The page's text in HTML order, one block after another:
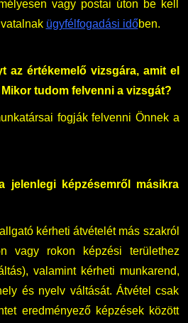
vagy postai úton be kell
ügyfélfogadási időben.
az értékemelő vizsgára, amit el
tudom felvenni a vizsgát?
fogják felvenni Önnek a
jelenlegi képzésemről másikra
kérheti átvételét más szakról
vagy rokon képzési területhez
valamint kérheti munkarend,
és nyelv váltását. Átvétel csak
eredményező képzések között